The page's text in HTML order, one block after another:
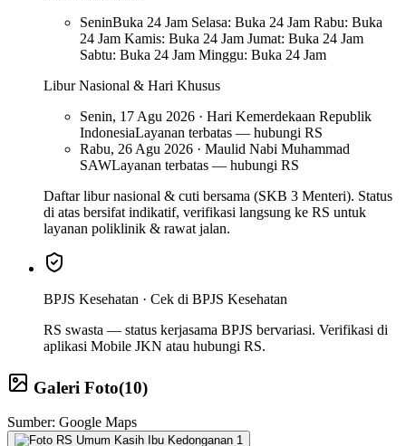
SeninBuka 24 Jam Selasa: Buka 24 Jam Rabu: Buka
24 Jam Kamis: Buka 24 Jam Jumat: Buka 24 Jam
Sabtu: Buka 24 Jam Minggu: Buka 24 Jam
Libur Nasional & Hari Khusus
Senin, 17 Agu 2026 · Hari Kemerdekaan Republik
IndonesiaLayanan terbatas — hubungi RS
Rabu, 26 Agu 2026 · Maulid Nabi Muhammad
SAWLayanan terbatas — hubungi RS
Daftar libur nasional & cuti bersama (SKB 3 Menteri). Status
di atas bersifat indikatif, verifikasi langsung ke RS untuk
layanan poliklinik & rawat jalan.
BPJS Kesehatan · Cek di BPJS Kesehatan
RS swasta — status kerjasama BPJS bervariasi. Verifikasi di
aplikasi Mobile JKN atau hubungi RS.
Galeri Foto(10)
Sumber: Google Maps